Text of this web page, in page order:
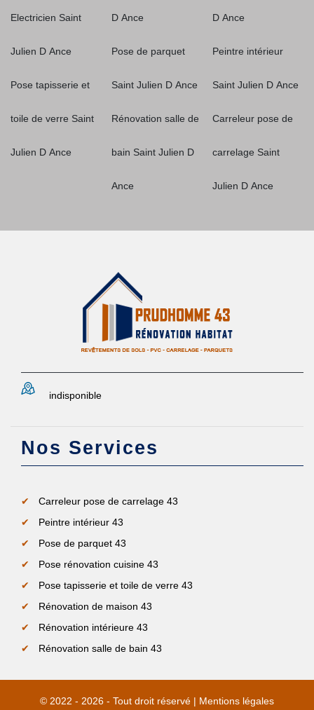
Electricien Saint
Julien D Ance
Pose tapisserie et
toile de verre Saint
Julien D Ance
D Ance
Pose de parquet
Saint Julien D Ance
Rénovation salle de
bain Saint Julien D
Ance
D Ance
Peintre intérieur
Saint Julien D Ance
Carreleur pose de
carrelage Saint
Julien D Ance
indisponible
Nos Services
Carreleur pose de carrelage 43
Peintre intérieur 43
Pose de parquet 43
Pose rénovation cuisine 43
Pose tapisserie et toile de verre 43
Rénovation de maison 43
Rénovation intérieure 43
Rénovation salle de bain 43
© 2022 - 2026 - Tout droit réservé | Mentions légales